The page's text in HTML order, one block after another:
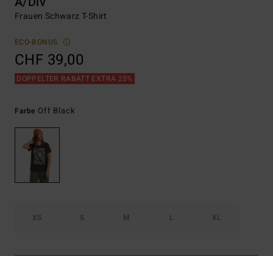
Frauen Schwarz T-Shirt
ECO-BONUS
CHF 39,00
DOPPELTER RABATT EXTRA 25%
Farbe Off Black
XS S M L XL